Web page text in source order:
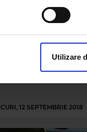
oricând acordul din
partenerilor de
le pot combina
Utilizare
iubit al Prințesei
a murit la vârsta de
12 SEPTEMBRIE 2018